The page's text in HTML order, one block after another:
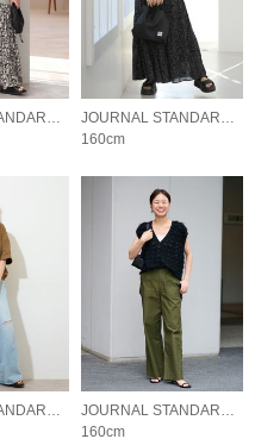
JOURNAL STANDARD relume LADYS
JOURNAL STANDARD relume LADYS
160cm
JOURNAL STANDARD relume LADYS
JOURNAL STANDARD relume LADYS
160cm